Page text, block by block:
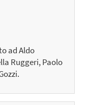
ad Aldo
Ruggeri, Paolo